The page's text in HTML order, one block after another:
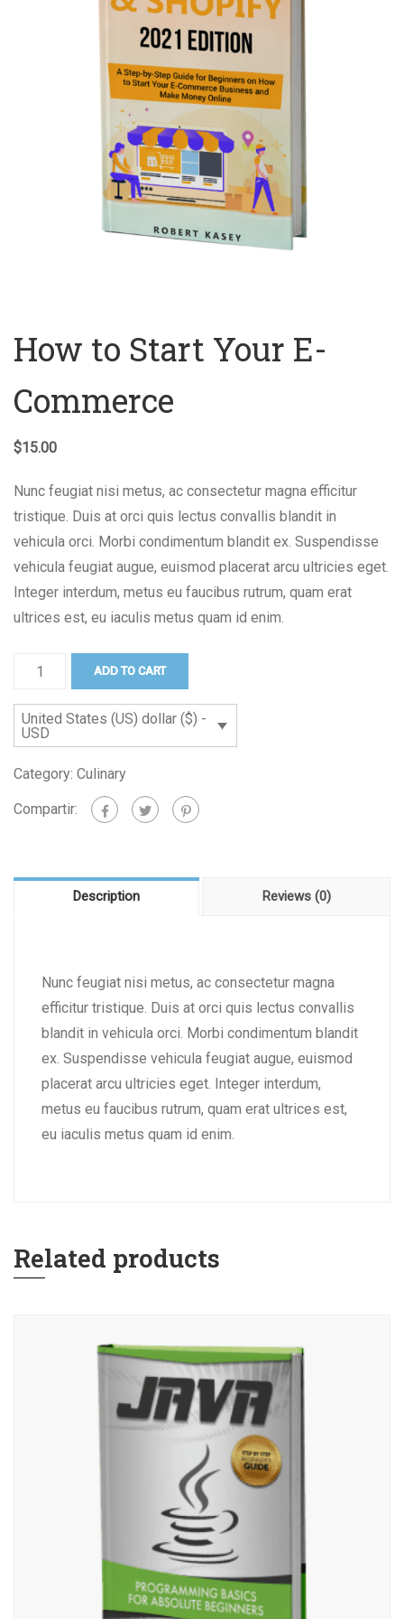
How to Start Your E-
Commerce
$15.00
Nunc feugiat nisi metus, ac consectetur magna efficitur
tristique. Duis at orci quis lectus convallis blandit in
vehicula orci. Morbi condimentum blandit ex. Suspendisse
vehicula feugiat augue, euismod placerat arcu ultricies eget.
Integer interdum, metus eu faucibus rutrum, quam erat
ultrices est, eu iaculis metus quam id enim.
ADD TO CART
United States (US) dollar ($) -
USD
Category: Culinary
Compartir:
Description Reviews (0)
Nunc feugiat nisi metus, ac consectetur magna
efficitur tristique. Duis at orci quis lectus convallis
blandit in vehicula orci. Morbi condimentum blandit
ex. Suspendisse vehicula feugiat augue, euismod
placerat arcu ultricies eget. Integer interdum,
metus eu faucibus rutrum, quam erat ultrices est,
eu iaculis metus quam id enim.
Related products